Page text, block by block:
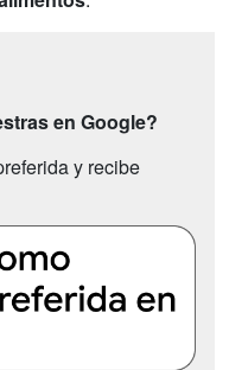
en Google?
y recibe